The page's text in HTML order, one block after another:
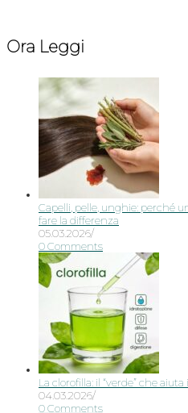
Ora Leggi
Capelli, pelle, unghie: perché
fare la differenza
05.03.2026/
0 Comments
La clorofilla: il “verde” che
04.03.2026/
0 Comments